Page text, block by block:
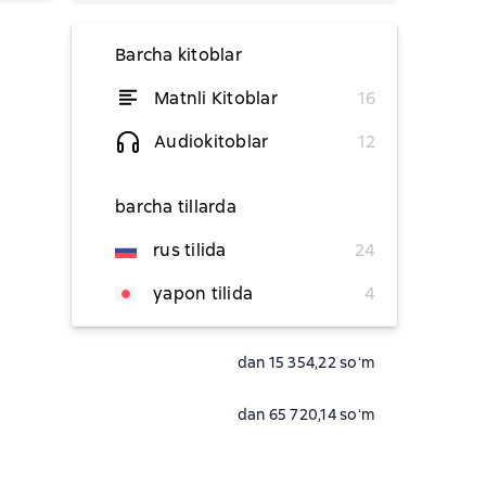
Barcha kitoblar
Matnli Kitoblar
16
Audiokitoblar
12
barcha tillarda
rus tilida
24
yapon tilida
4
dan 58 548,01 soʻm
dan 46 692,04 soʻm
dan 49 794,36 soʻm
dan 8 635,83 soʻm
dan 15 354,22 soʻm
dan 65 720,14 soʻm